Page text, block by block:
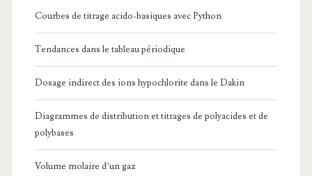
Courbes de titrage acido-basiques avec Python
Tendances dans le tableau périodique
Dosage indirect des ions hypochlorite dans le Dakin
Diagrammes de distribution et titrages de polyacides et de
polybases
Volume molaire d’un gaz